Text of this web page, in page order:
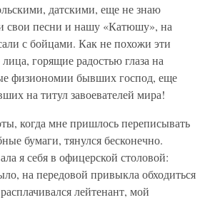
датскими, еще не знаю
свои песни и нашу «Катюшу», на
с бойцами. Как не похожи эти
горящие радостью глаза на
физиономии бывших господ, еще
на титул завоевателей мира!
когда мне пришлось переписывать
бумаги, тянулся бесконечно.
я себя в офицерской столовой:
на передовой привыкла обходиться
лейтенант, мой